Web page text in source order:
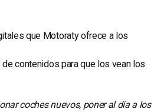
que Motoraty ofrece a los
contenidos para que los vean los
coches nuevos, poner al día a los